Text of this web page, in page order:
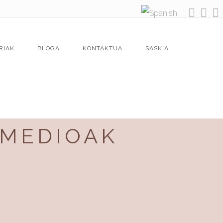
BLOGA KONTAKTUA SASKIA